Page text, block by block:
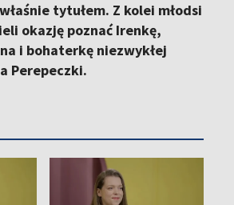
tytułem. Z kolei młodsi
okazję poznać Irenkę,
i bohaterkę niezwykłej
Perepeczki.